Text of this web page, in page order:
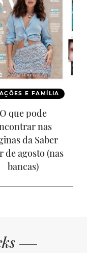
E FAMÍLIA
O que pode
nas
da Saber
de agosto (nas
bancas)